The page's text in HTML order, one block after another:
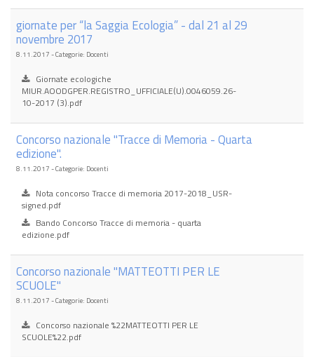
giornate per “la Saggia Ecologia” - dal 21 al 29
novembre 2017
8.11.2017 - Categorie: Docenti
Giornate ecologiche
MIUR.AOODGPER.REGISTRO_UFFICIALE(U).0046059.26-
10-2017 (3).pdf
Concorso nazionale "Tracce di Memoria - Quarta
edizione".
8.11.2017 - Categorie: Docenti
Nota concorso Tracce di memoria 2017-2018_USR-
signed.pdf
Bando Concorso Tracce di memoria - quarta
edizione.pdf
Concorso nazionale "MATTEOTTI PER LE
SCUOLE"
8.11.2017 - Categorie: Docenti
Concorso nazionale %22MATTEOTTI PER LE
SCUOLE%22.pdf